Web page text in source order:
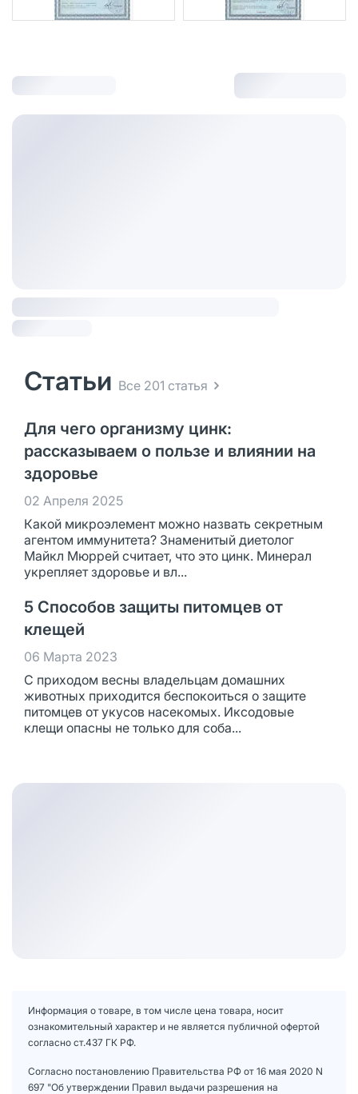
Статьи Все 201 статья
Для чего организму цинк:
рассказываем о пользе и влиянии на
здоровье
02 Апреля 2025
Какой микроэлемент можно назвать секретным
агентом иммунитета? Знаменитый диетолог
Майкл Мюррей считает, что это цинк. Минерал
укрепляет здоровье и вл...
5 Способов защиты питомцев от
клещей
06 Марта 2023
С приходом весны владельцам домашних
животных приходится беспокоиться о защите
питомцев от укусов насекомых. Иксодовые
клещи опасны не только для соба...
Информация о товаре, в том числе цена товара, носит
ознакомительный характер и не является публичной офертой
согласно ст.437 ГК РФ.
Согласно постановлению Правительства РФ от 16 мая 2020 N
697 "Об утверждении Правил выдачи разрешения на